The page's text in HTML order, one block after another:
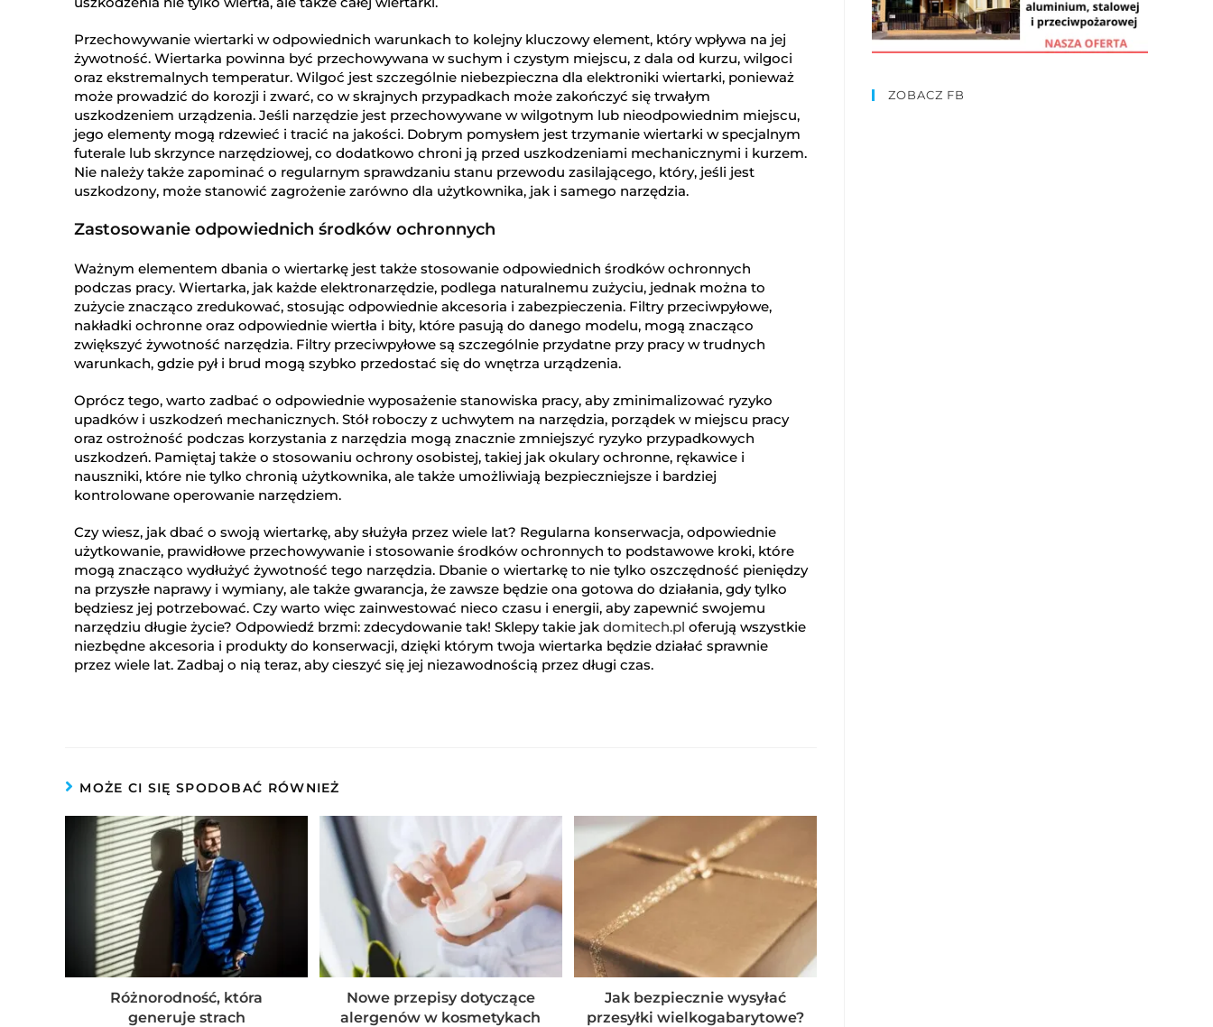
Przechowywanie wiertarki w odpowiednich warunkach to kolejny kluczowy element, który wpływa na jej
żywotność. Wiertarka powinna być przechowywana w suchym i czystym miejscu, z dala od kurzu, wilgoci
oraz ekstremalnych temperatur. Wilgoć jest szczególnie niebezpieczna dla elektroniki wiertarki, ponieważ
może prowadzić do korozji i zwarć, co w skrajnych przypadkach może zakończyć się trwałym
uszkodzeniem urządzenia. Jeśli narzędzie jest przechowywane w wilgotnym lub nieodpowiednim miejscu,
jego elementy mogą rdzewieć i tracić na jakości. Dobrym pomysłem jest trzymanie wiertarki w specjalnym
futerale lub skrzynce narzędziowej, co dodatkowo chroni ją przed uszkodzeniami mechanicznymi i kurzem.
Nie należy także zapominać o regularnym sprawdzaniu stanu przewodu zasilającego, który, jeśli jest
uszkodzony, może stanowić zagrożenie zarówno dla użytkownika, jak i samego narzędzia.
Zastosowanie odpowiednich środków ochronnych
Ważnym elementem dbania o wiertarkę jest także stosowanie odpowiednich środków ochronnych
podczas pracy. Wiertarka, jak każde elektronarzędzie, podlega naturalnemu zużyciu, jednak można to
zużycie znacząco zredukować, stosując odpowiednie akcesoria i zabezpieczenia. Filtry przeciwpyłowe,
nakładki ochronne oraz odpowiednie wiertła i bity, które pasują do danego modelu, mogą znacząco
zwiększyć żywotność narzędzia. Filtry przeciwpyłowe są szczególnie przydatne przy pracy w trudnych
warunkach, gdzie pył i brud mogą szybko przedostać się do wnętrza urządzenia.
Oprócz tego, warto zadbać o odpowiednie wyposażenie stanowiska pracy, aby zminimalizować ryzyko
upadków i uszkodzeń mechanicznych. Stół roboczy z uchwytem na narzędzia, porządek w miejscu pracy
oraz ostrożność podczas korzystania z narzędzia mogą znacznie zmniejszyć ryzyko przypadkowych
uszkodzeń. Pamiętaj także o stosowaniu ochrony osobistej, takiej jak okulary ochronne, rękawice i
nauszniki, które nie tylko chronią użytkownika, ale także umożliwiają bezpieczniejsze i bardziej
kontrolowane operowanie narzędziem.
Czy wiesz, jak dbać o swoją wiertarkę, aby służyła przez wiele lat? Regularna konserwacja, odpowiednie
użytkowanie, prawidłowe przechowywanie i stosowanie środków ochronnych to podstawowe kroki, które
mogą znacząco wydłużyć żywotność tego narzędzia. Dbanie o wiertarkę to nie tylko oszczędność pieniędzy
na przyszłe naprawy i wymiany, ale także gwarancja, że zawsze będzie ona gotowa do działania, gdy tylko
będziesz jej potrzebować. Czy warto więc zainwestować nieco czasu i energii, aby zapewnić swojemu
narzędziu długie życie? Odpowiedź brzmi: zdecydowanie tak! Sklepy takie jak domitech.pl oferują wszystkie
niezbędne akcesoria i produkty do konserwacji, dzięki którym twoja wiertarka będzie działać sprawnie
przez wiele lat. Zadbaj o nią teraz, aby cieszyć się jej niezawodnością przez długi czas.
MOŻE CI SIĘ SPODOBAĆ RÓWNIEŻ
Różnorodność, która
generuje strach
Nowe przepisy dotyczące
alergenów w kosmetykach
Jak bezpiecznie wysyłać
przesyłki wielkogabarytowe?
ZOBACZ FB